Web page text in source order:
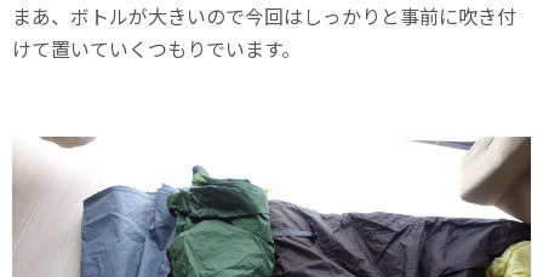
まあ、ボトルが大きいので今回はしっかりと事前に吹き付
けて置いていくつもりでいます。